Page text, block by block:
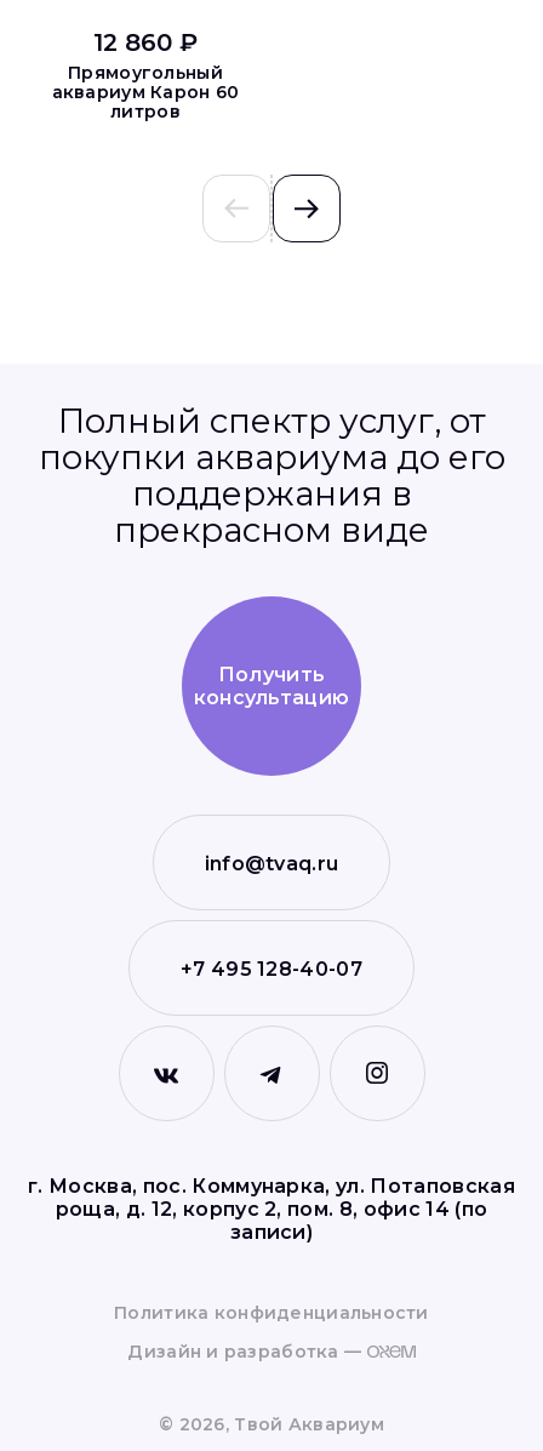
12 860 ₽
Прямоугольный
аквариум Карон 60
литров
Полный спектр услуг, от
покупки аквариума до его
поддержания в
прекрасном виде
Получить
консультацию
info@tvaq.ru
+7 495 128-40-07
г. Москва, пос. Коммунарка, ул. Потаповская
роща, д. 12, корпус 2, пом. 8, офис 14 (по
записи)
Политика конфиденциальности
© 2026, Твой Аквариум
Дизайн и разработка —